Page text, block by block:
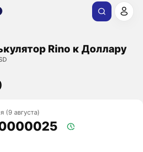
Rino к Доллару
(9 августа)